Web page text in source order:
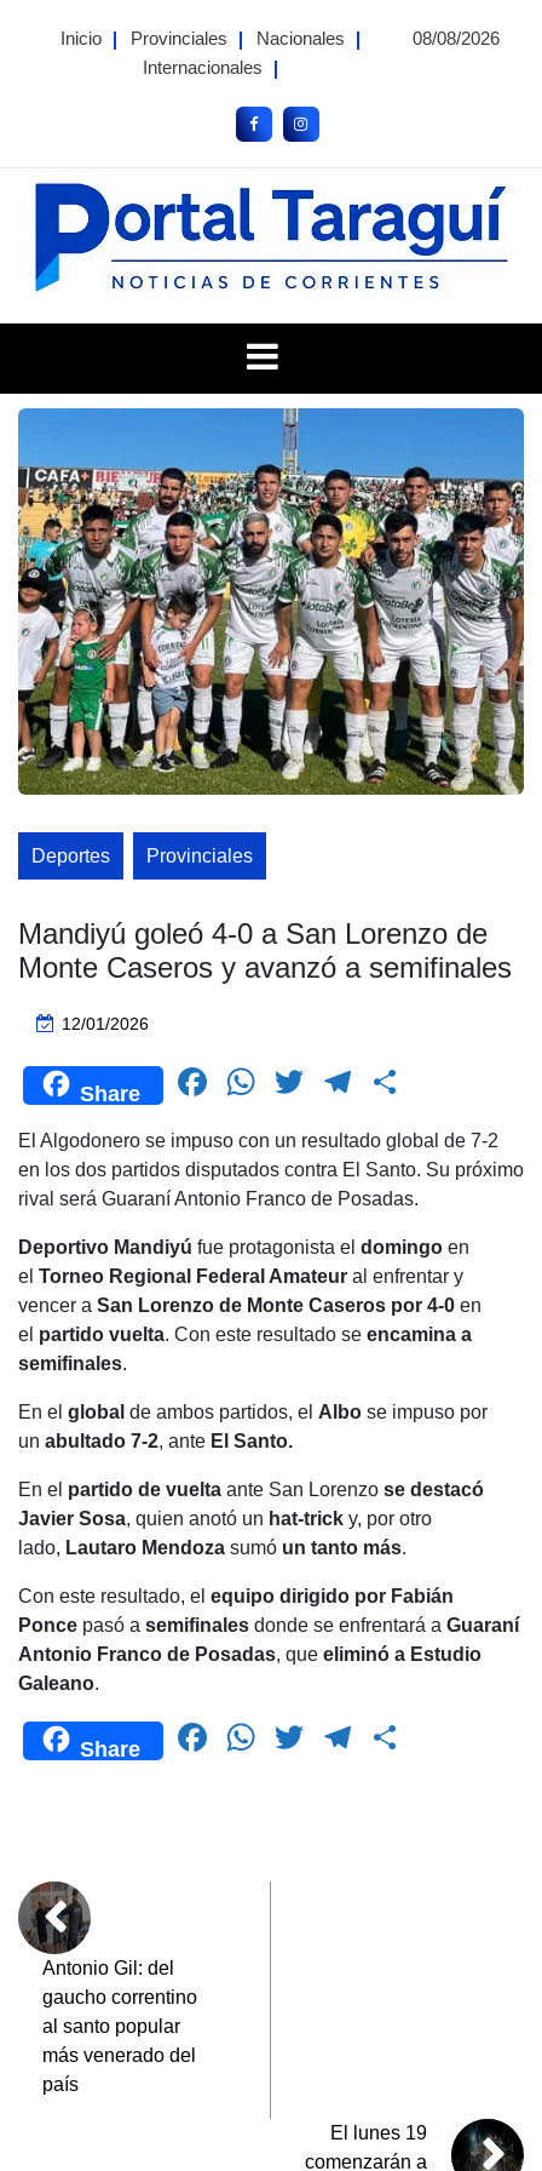
Inicio Provinciales
Nacionales
Internacionales
08/08/2026
Portal Taragui
Deportes Provinciales
Mandiyú goleó 4-0 a San Lorenzo de
Monte Caseros y avanzó a semifinales
12/01/2026
Share
F
c
e
b
o
o
k
W
at
s
A
p
p
T
tt
er
T
e
gr
a
m
m
p
ar
tir
El Algodonero se impuso con un resultado global de 7-2
en los dos partidos disputados contra El Santo. Su próximo
rival será Guaraní Antonio Franco de Posadas.
Deportivo Mandiyú fue protagonista el domingo en
el Torneo Regional Federal Amateur al enfrentar y
vencer a San Lorenzo de Monte Caseros por 4-0 en
el partido vuelta. Con este resultado se encamina a
semifinales.
En el global de ambos partidos, el Albo se impuso por
un abultado 7-2, ante El Santo.
En el partido de vuelta ante San Lorenzo se destacó
Javier Sosa, quien anotó un hat-trick y, por otro
lado, Lautaro Mendoza sumó un tanto más.
Con este resultado, el equipo dirigido por Fabián
Ponce pasó a semifinales donde se enfrentará a Guaraní
Antonio Franco de Posadas, que eliminó a Estudio
Galeano.
Share
F
W
A
T
T
Antonio Gil: del
gaucho correntino
al santo popular
más venerado del
país
El lunes 19
comenzarán a